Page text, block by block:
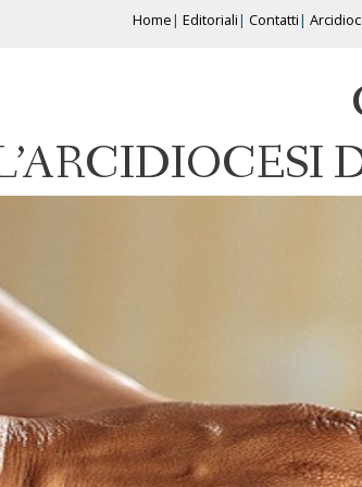
Home Editoriali Contatti